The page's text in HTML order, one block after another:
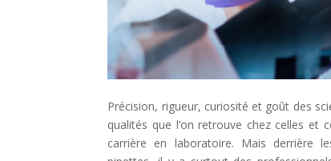
Précision, rigueur, curiosité et goût des
qualités que l’on retrouve chez celles et
carrière en laboratoire. Mais derrière